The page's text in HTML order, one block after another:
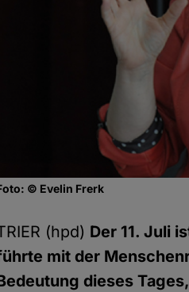
© Evelin Frerk
(hpd) Der 11. Juli
mit der
dieses